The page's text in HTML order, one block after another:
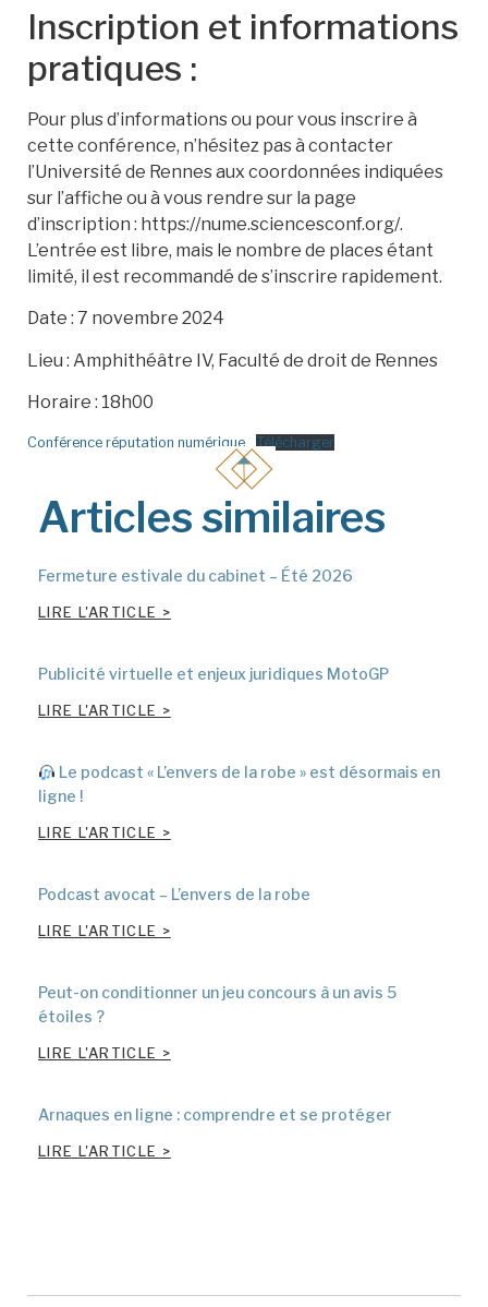
Inscription et informations
pratiques :
Pour plus d’informations ou pour vous inscrire à
cette conférence, n’hésitez pas à contacter
l’Université de Rennes aux coordonnées indiquées
sur l’affiche ou à vous rendre sur la page
d’inscription : https://nume.sciencesconf.org/.
L’entrée est libre, mais le nombre de places étant
limité, il est recommandé de s’inscrire rapidement.
Date : 7 novembre 2024
Lieu : Amphithéâtre IV, Faculté de droit de Rennes
Horaire : 18h00
Conférence réputation numérique Télécharger
Articles similaires
Fermeture estivale du cabinet – Été 2026
LIRE L'ARTICLE >
Publicité virtuelle et enjeux juridiques MotoGP
LIRE L'ARTICLE >
Le podcast « L’envers de la robe » est désormais en
ligne !
LIRE L'ARTICLE >
Podcast avocat – L’envers de la robe
LIRE L'ARTICLE >
Peut-on conditionner un jeu concours à un avis 5
étoiles ?
LIRE L'ARTICLE >
Arnaques en ligne : comprendre et se protéger
LIRE L'ARTICLE >